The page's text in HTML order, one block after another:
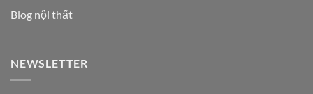
Blog nội thất
NEWSLETTER